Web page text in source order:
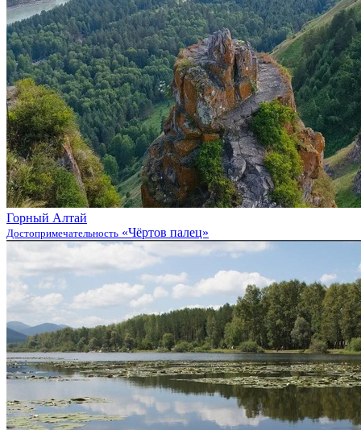
Горный Алтай
Достопримечательность «Чёртов палец»